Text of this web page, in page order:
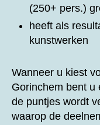
(250+ pers.)
heeft als
kunstwerken
Wanneer u kiest
Gorinchem bent u
de puntjes wordt
waarop de